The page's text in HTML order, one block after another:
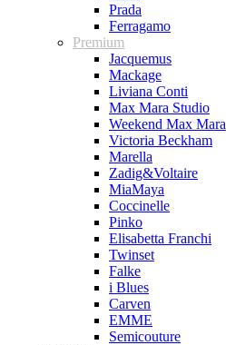
Prada
Ferragamo
Premium
Jacquemus
Mackage
Liviana Conti
Max Mara Studio
Weekend Max Mara
Victoria Beckham
Marella
Zadig&Voltaire
MiaMaya
Coccinelle
Pinko
Elisabetta Franchi
Twinset
Falke
i Blues
Carven
EMME
Semicouture